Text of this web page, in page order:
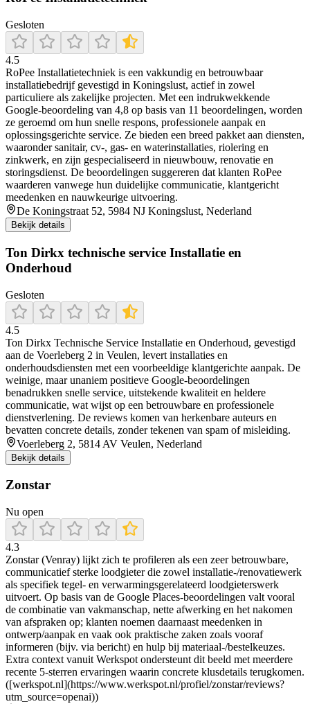
Gesloten
4.5
RoPee Installatietechniek is een vakkundig en betrouwbaar
installatiebedrijf gevestigd in Koningslust, actief in zowel
particuliere als zakelijke projecten. Met een indrukwekkende
Google-beoordeling van 4,8 op basis van 11 beoordelingen, worden
ze geroemd om hun snelle respons, professionele aanpak en
oplossingsgerichte service. Ze bieden een breed pakket aan diensten,
waaronder sanitair, cv‑, gas‑ en waterinstallaties, riolering en
zinkwerk, en zijn gespecialiseerd in nieuwbouw, renovatie en
storingsdienst. De beoordelingen suggereren dat klanten RoPee
waarderen vanwege hun duidelijke communicatie, klantgericht
meedenken en nauwkeurige uitvoering.
De Koningstraat 52, 5984 NJ Koningslust, Nederland
Bekijk details
Ton Dirkx technische service Installatie en
Onderhoud
Gesloten
4.5
Ton Dirkx Technische Service Installatie en Onderhoud, gevestigd
aan de Voerleberg 2 in Veulen, levert installaties en
onderhoudsdiensten met een voorbeeldige klantgerichte aanpak. De
weinige, maar unaniem positieve Google-beoordelingen
benadrukken snelle service, uitstekende kwaliteit en heldere
communicatie, wat wijst op een betrouwbare en professionele
dienstverlening. De reviews komen van herkenbare auteurs en
bevatten concrete details, zonder tekenen van spam of misleiding.
Voerleberg 2, 5814 AV Veulen, Nederland
Bekijk details
Zonstar
Nu open
4.3
Zonstar (Venray) lijkt zich te profileren als een zeer betrouwbare,
communicatief sterke loodgieter die zowel installatie-/renovatiewerk
als specifiek tegel- en verwarmingsgerelateerd loodgieterswerk
uitvoert. Op basis van de Google Places-beoordelingen valt vooral
de combinatie van vakmanschap, nette afwerking en het nakomen
van afspraken op; klanten noemen daarnaast meedenken in
ontwerp/aanpak en vaak ook praktische zaken zoals vooraf
informeren (bijv. via bericht) en hulp bij materiaal-/bestelkeuzes.
Extra context vanuit Werkspot ondersteunt dit beeld met meerdere
recente 5-sterren ervaringen waarin concrete klusdetails terugkomen.
([werkspot.nl](https://www.werkspot.nl/profiel/zonstar/reviews?
utm_source=openai))